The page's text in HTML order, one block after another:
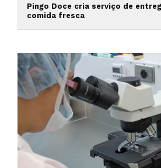
Pingo Doce cria serviço de
comida fresca